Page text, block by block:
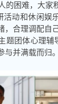
的困难，大家
活动和休闲
合理调配自
题团体心理
并满载而归。